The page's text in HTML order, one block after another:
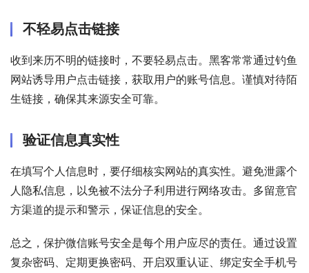
不轻易点击链接
收到来历不明的链接时，不要轻易点击。黑客常常通过钓鱼
网站诱导用户点击链接，获取用户的账号信息。谨慎对待陌
生链接，确保其来源安全可靠。
验证信息真实性
在填写个人信息时，要仔细核实网站的真实性。避免泄露个
人隐私信息，以免被不法分子利用进行网络攻击。多留意官
方渠道的提示和警示，保证信息的安全。
总之，保护微信账号安全是每个用户应尽的责任。通过设置
复杂密码、定期更换密码、开启双重认证、绑定安全手机号